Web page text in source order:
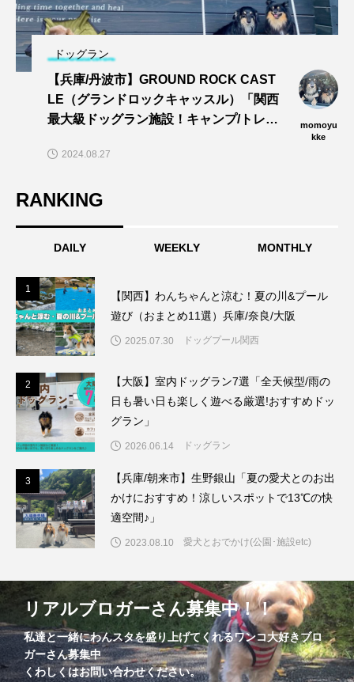
ドッグラン
【兵庫/丹波市】GROUND ROCK CAST
LE（グランドロックキャッスル）「関西
最大級ドッグラン施設！キャンプ/トレイ
う〜🎵」
momoyu
kke
2024.08.27
RANKING
DAILY WEEKLY MONTHLY
1
【関西】わんちゃんと涼む！夏の川&プール
遊び（おまとめ11選）兵庫/奈良/大阪
2025.07.30 ドッグプール関西
2
【大阪】室内ドッグラン7選「全天候型/雨の
日も暑い日も楽しく遊べる厳選!おすすめドッ
グラン」
2026.06.14 ドッグラン
3
【兵庫/朝来市】生野銀山「夏の愛犬とのお出
かけにおすすめ！涼しいスポットで13℃の快
適空間♪」
2023.08.10 愛犬とおでかけ(公園･施設etc)
リアルブロガーさん募集中！！
私達と一緒にわんスタを盛り上げてくれるワンコ大好きブロ
ガーさん募集中
くわしくはお問い合わせください。